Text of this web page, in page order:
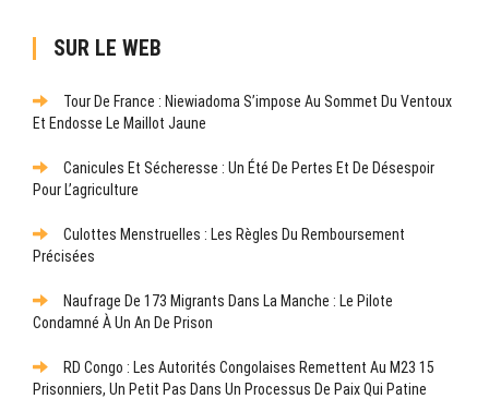
SUR LE WEB
Tour De France : Niewiadoma S’impose Au Sommet Du Ventoux
Et Endosse Le Maillot Jaune
Canicules Et Sécheresse : Un Été De Pertes Et De Désespoir
Pour L’agriculture
Culottes Menstruelles : Les Règles Du Remboursement
Précisées
Naufrage De 173 Migrants Dans La Manche : Le Pilote
Condamné À Un An De Prison
RD Congo : Les Autorités Congolaises Remettent Au M23 15
Prisonniers, Un Petit Pas Dans Un Processus De Paix Qui Patine